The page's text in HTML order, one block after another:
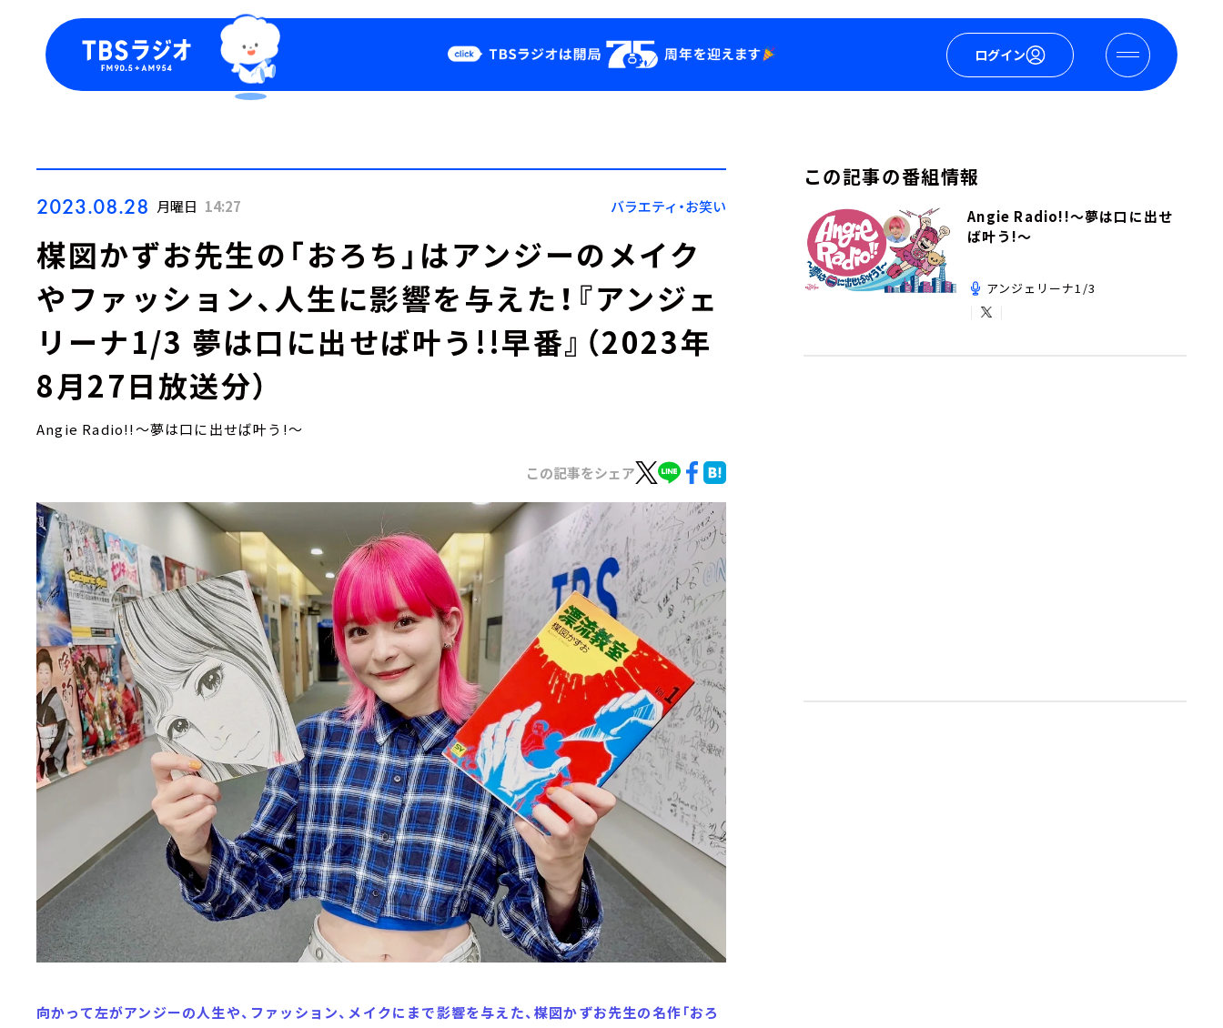
ログイン
Podcast
YouTube
会社情報
2023.08.28 月曜日 14:27 バラエティ・お笑い
楳図かずお先生の「おろち」はアンジーのメイク
やファッション、人生に影響を与えた！『アンジェ
リーナ1/3 夢は口に出せば叶う!!早番』（2023年
8月27日放送分）
Angie Radio!!～夢は口に出せば叶う!～
この記事をシェア
向かって左がアンジーの人生や、ファッション、メイクにまで影響を与えた、楳図かずお先生の名作「おろ
この記事の番組情報
Angie Radio!!～夢は口に出せ
ば叶う!～
アンジェリーナ1/3